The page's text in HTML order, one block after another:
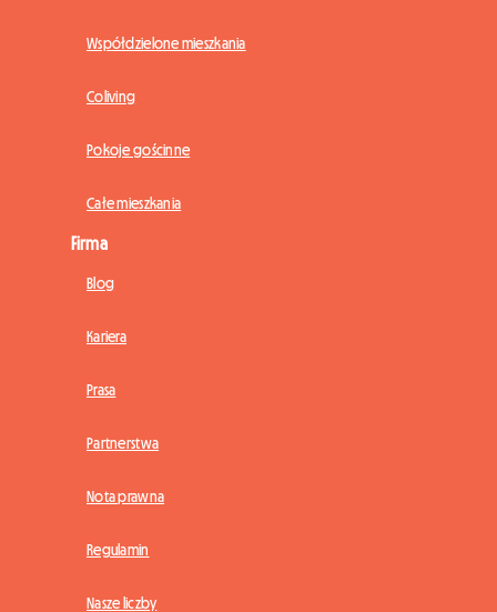
Współdzielone mieszkania
Coliving
Pokoje gościnne
Całe mieszkania
Firma
Blog
Kariera
Prasa
Partnerstwa
Nota prawna
Regulamin
Nasze liczby